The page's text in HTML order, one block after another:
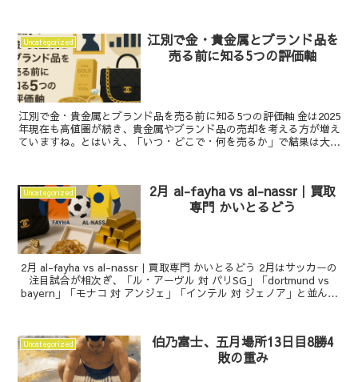
Uncategorized
江別で金・貴金属とブランド品を
売る前に知る5つの評価軸
江別で金・貴金属とブランド品を売る前に知る5つの評価軸 金は2025
年現在も高値圏が続き、貴金属やブランド品の売却を考える方が増え
ていますね。とはいえ、「いつ・どこで・何を売るか」で結果は大き
Uncategorized
2月 al-fayha vs al-nassr｜買取
専門 かいとるどう
2月 al-fayha vs al-nassr｜買取専門 かいとるどう 2月はサッカーの
注目試合が相次ぎ、「ル・アーヴル 対 パリSG」「dortmund vs
bayern」「モナコ 対 アンジェ」「インテル 対 ジェノア」と並んで
Uncategorized
伯乃富士、五月場所13日目8勝4
敗の重み